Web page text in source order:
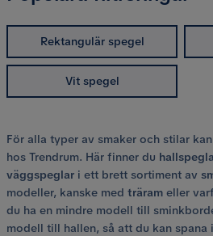
Rektangulär spegel
Vit spegel
För alla typer av smaker och stilar
hos Trendrum. Här finner du
väggspeglar i ett brett sortiment av
modeller, kanske med träram eller
du ha en mindre modell till
modell till hallen, så att du kan